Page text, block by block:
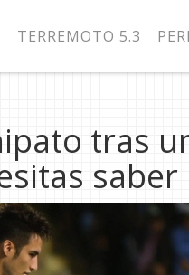
TERREMOTO 5.3
tras
saber